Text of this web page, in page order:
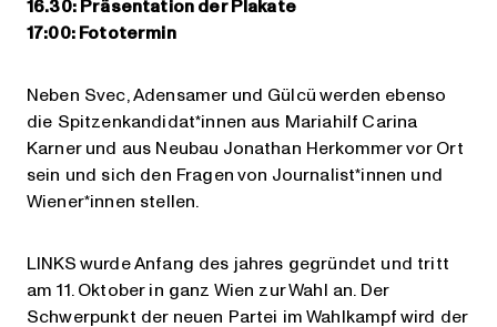
16.30: Präsentation der Plakate
17:00: Fototermin
Neben Svec, Adensamer und Gülcü werden ebenso
die Spitzenkandidat*innen aus Mariahilf Carina
Karner und aus Neubau Jonathan Herkommer vor Ort
sein und sich den Fragen von Journalist*innen und
Wiener*innen stellen.
LINKS wurde Anfang des jahres gegründet und tritt
am 11. Oktober in ganz Wien zur Wahl an. Der
Schwerpunkt der neuen Partei im Wahlkampf wird der